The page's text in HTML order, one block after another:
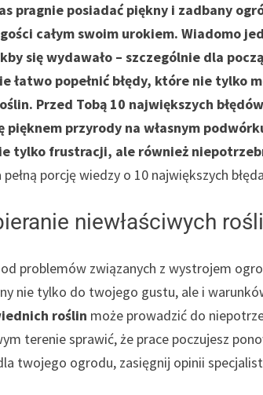
pragnie posiadać piękny i zadbany
całym swoim urokiem. Wiadomo
się wydawało – szczególnie dla
łatwo popełnić błędy, które nie tylko
Przed Tobą 10 największych
pięknem przyrody na własnym
tylko frustracji, ale również
porcję wiedzy o 10 największych
niewłaściwych
problemów związanych z wystrojem
nie tylko do twojego gustu, ale i
roślin może prowadzić do
terenie sprawić, że prace poczujesz
twojego ogrodu, zasięgnij opinii